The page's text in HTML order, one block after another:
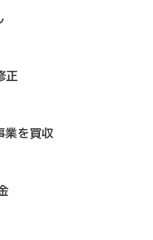
正
業を買収